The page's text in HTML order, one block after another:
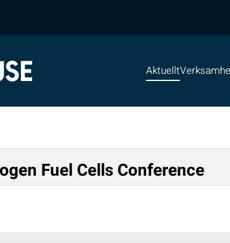
Aktuellt
Fuel Cells Conference